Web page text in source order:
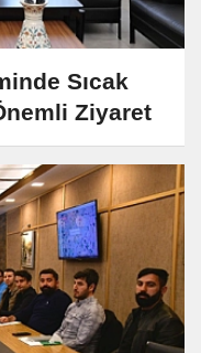
Sıcak
Ziyaret